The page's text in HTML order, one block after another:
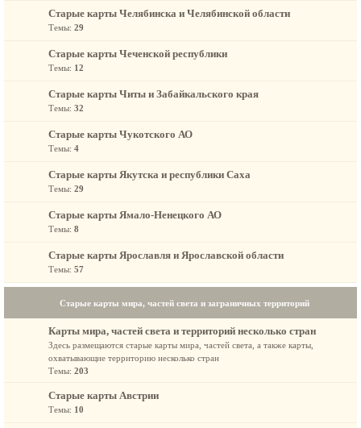
Старые карты Челябинска и Челябинской области
Темы: 29
Старые карты Чеченской республики
Темы: 12
Старые карты Читы и Забайкальского края
Темы: 32
Старые карты Чукотского АО
Темы: 4
Старые карты Якутска и республики Саха
Темы: 29
Старые карты Ямало-Ненецкого АО
Темы: 8
Старые карты Ярославля и Ярославской области
Темы: 57
Старые карты мира, частей света и заграничных территорий
Карты мира, частей света и территорий несколько стран
Здесь размещаются старые карты мира, частей света, а также карты,
охватывающие территорию несколько стран
Темы: 203
Старые карты Австрии
Темы: 10